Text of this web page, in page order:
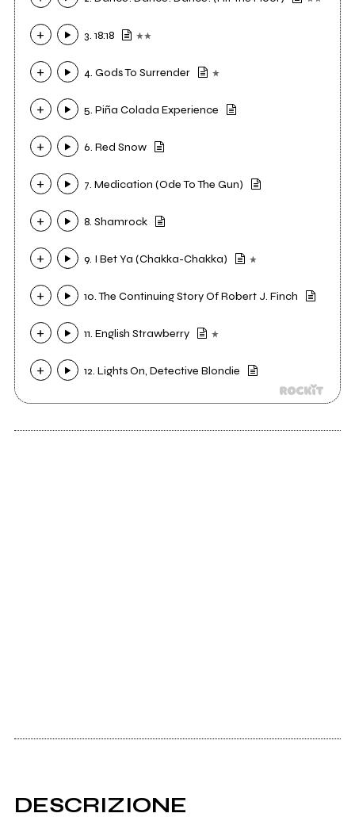
3. 18:18
4. Gods To Surrender
5. Piña Colada Experience
6. Red Snow
7. Medication (Ode To The Gun)
8. Shamrock
9. I Bet Ya (Chakka-Chakka)
10. The Continuing Story Of Robert J. Finch
11. English Strawberry
12. Lights On, Detective Blondie
DESCRIZIONE